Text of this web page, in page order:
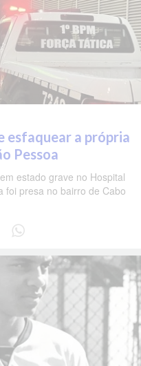
esfaquear a própria
Pessoa
estado grave no Hospital
foi presa no bairro de Cabo